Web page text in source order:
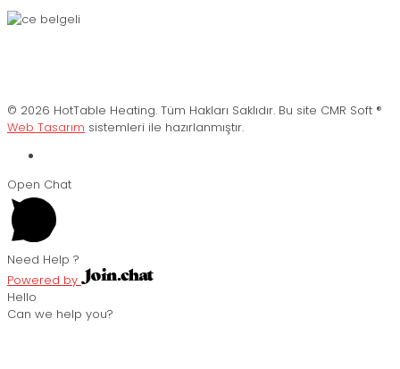
© 2026 HotTable Heating. Tüm Hakları Saklıdır. Bu site CMR Soft ®️
Web Tasarım sistemleri ile hazırlanmıştır.
Open Chat
Need Help ?
Powered by
Hello
Can we help you?